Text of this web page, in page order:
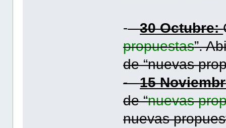
- 30 Octubre:
propuestas”.
de “nuevas
-15
de “nuevas
nuevas